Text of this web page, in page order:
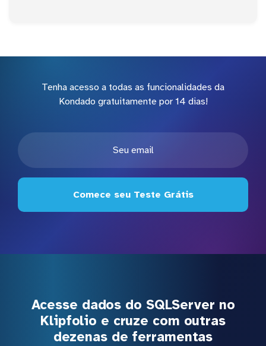
Tenha acesso a todas as funcionalidades da
Kondado gratuitamente por 14 dias!
Comece seu Teste Grátis
Acesse dados do SQLServer no
Klipfolio e cruze com outras
dezenas de ferramentas